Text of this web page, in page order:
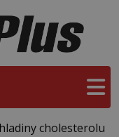
cholesterolu